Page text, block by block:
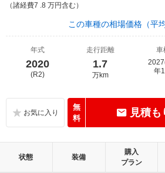
（諸経費7 .8 万円含む）
この車種の相場価格（平
年式
2020
(R2)
走行距離
1.7
万km
車
年
無
料
見積
状態 装備
購入
プラン